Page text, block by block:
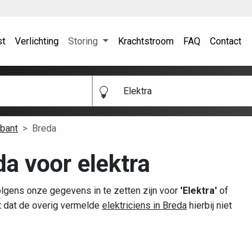
Verlichting Storing Krachtstroom FAQ Contact
Elektra
Breda
voor elektra
onze gegevens in te zetten zijn voor 'Elektra' of
dat de overig vermelde elektriciens in Breda hierbij niet